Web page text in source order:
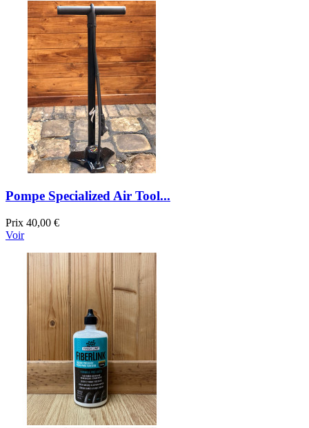
Pompe Specialized Air Tool...
Prix 40,00 €
Voir